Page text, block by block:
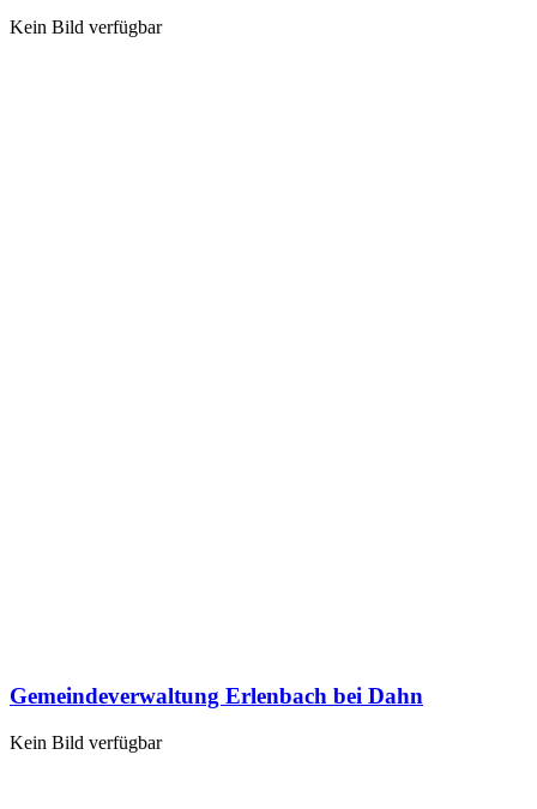
Kein Bild verfügbar
Gemeindeverwaltung Erlenbach bei Dahn
Kein Bild verfügbar